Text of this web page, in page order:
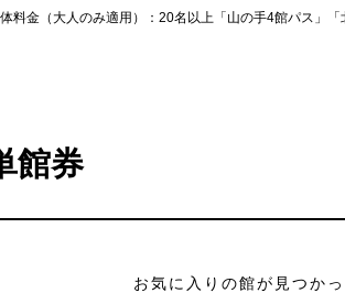
料金（大人のみ適用）：20名以上「山の手4館パス」「
館券
お気に入りの館が見つか